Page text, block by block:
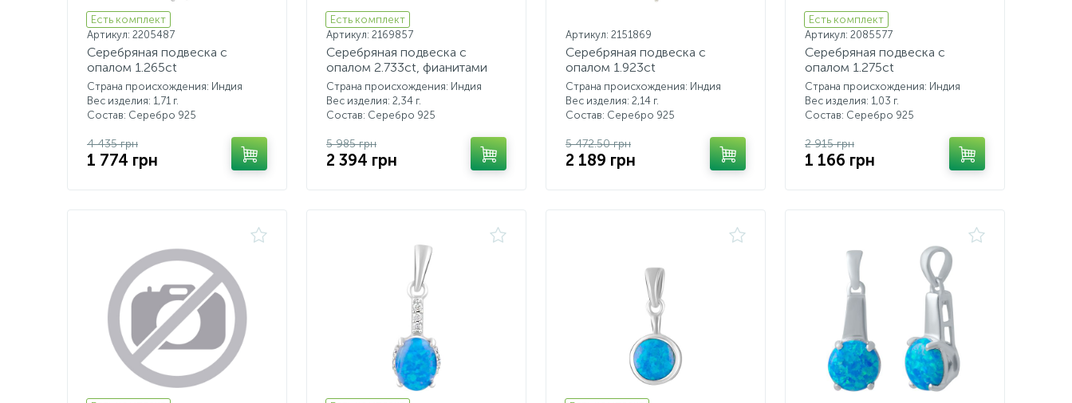
Есть комплект
Артикул: 2205487
Серебряная подвеска с
опалом 1.265ct
Страна происхождения: Индия
Вес изделия: 1,71 г.
Состав: Серебро 925
4 435 грн
1 774 грн
Есть комплект
Артикул: 2169857
Серебряная подвеска с
опалом 2.733ct, фианитами
Страна происхождения: Индия
Вес изделия: 2,34 г.
Состав: Серебро 925
5 985 грн
2 394 грн
Артикул: 2151869
Серебряная подвеска с
опалом 1.923ct
Страна происхождения: Индия
Вес изделия: 2,14 г.
Состав: Серебро 925
5 472.50 грн
2 189 грн
Есть комплект
Артикул: 2085577
Серебряная подвеска с
опалом 1.275ct
Страна происхождения: Индия
Вес изделия: 1,03 г.
Состав: Серебро 925
2 915 грн
1 166 грн